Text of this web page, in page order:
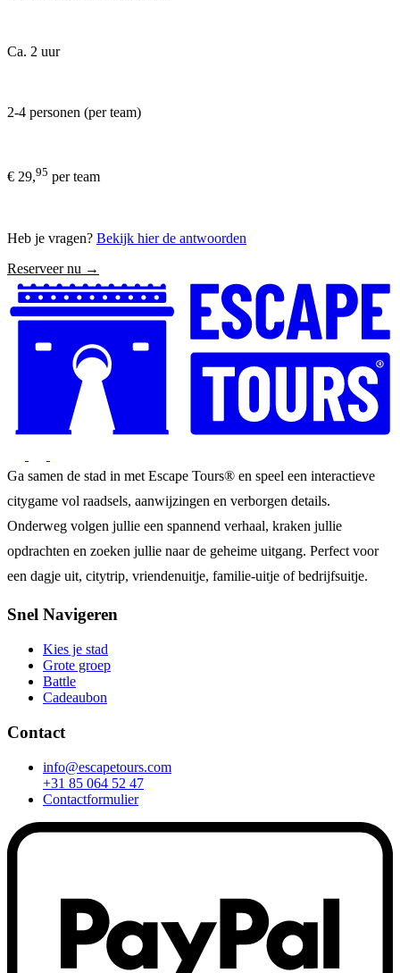
Ca. 2 uur
2-4 personen (per team)
€ 29,95 per team
Heb je vragen? Bekijk hier de antwoorden
Reserveer nu →
Ga samen de stad in met Escape Tours® en speel een interactieve
citygame vol raadsels, aanwijzingen en verborgen details.
Onderweg volgen jullie een spannend verhaal, kraken jullie
opdrachten en zoeken jullie naar de geheime uitgang. Perfect voor
een dagje uit, citytrip, vriendenuitje, familie-uitje of bedrijfsuitje.
Snel Navigeren
Kies je stad
Grote groep
Battle
Cadeaubon
Contact
info@escapetours.com
+31 85 064 52 47
Contactformulier